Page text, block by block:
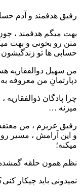
رفیق هدفمند و آدم
بهت میگم هدفمند ،
متن رو بخونی و‌ بهت
حسابی ها تو
من سهیل ذوالفقاریه
دپارتمانِ من معروفه به
چرا پادگان
میزنه …
رفیق عزیزم ، من
و این آرامش ، مسیر
میکنه؛
نظم همون حلقه گمشده
نمیدونی باید چیکار